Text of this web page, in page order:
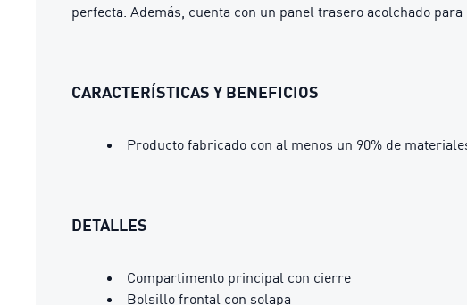
perfecta. Además, cuenta con un panel trasero acolchado
CARACTERÍSTICAS Y BENEFICIOS
Producto fabricado con al menos un 90% de
DETALLES
Compartimento principal con cierre
Bolsillo frontal con solapa